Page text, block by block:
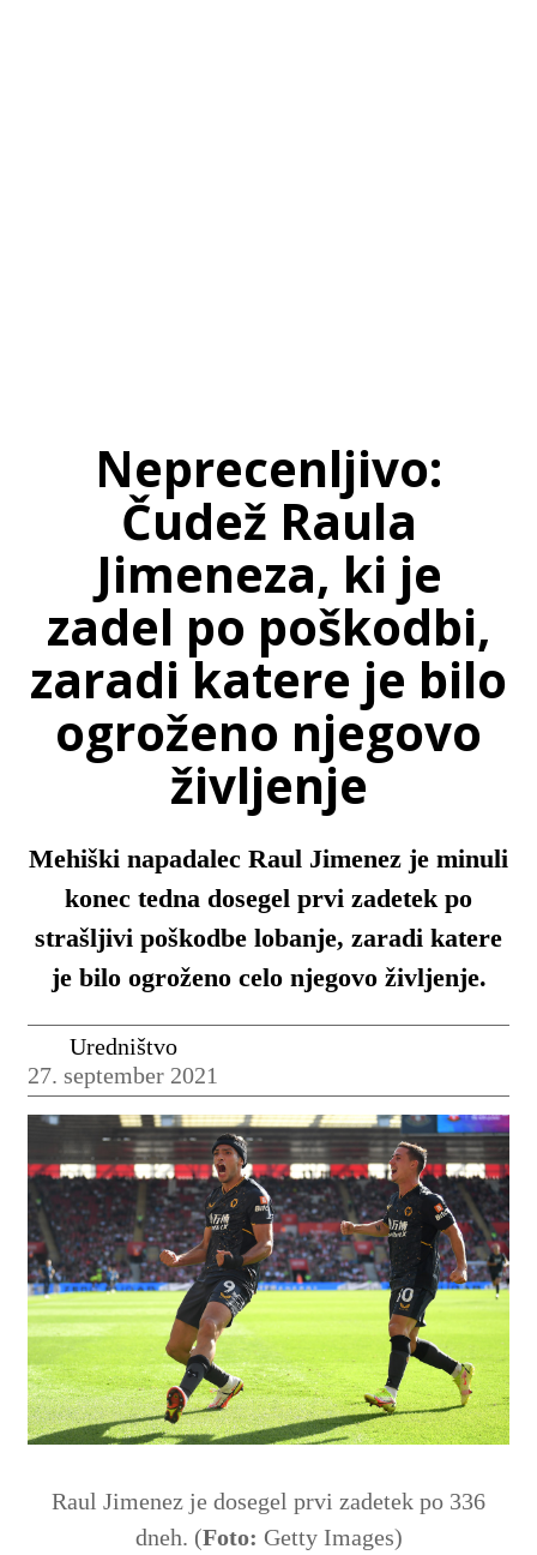
Neprecenljivo:
Čudež Raula
Jimeneza, ki je
zadel po poškodbi,
zaradi katere je bilo
ogroženo njegovo
življenje
Mehiški napadalec Raul Jimenez je minuli
konec tedna dosegel prvi zadetek po
strašljivi poškodbe lobanje, zaradi katere
je bilo ogroženo celo njegovo življenje.
Uredništvo
27. september 2021
Raul Jimenez je dosegel prvi zadetek po 336
dneh. (Foto: Getty Images)